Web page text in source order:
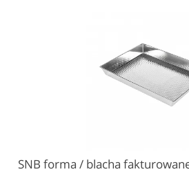
SNB forma / blacha